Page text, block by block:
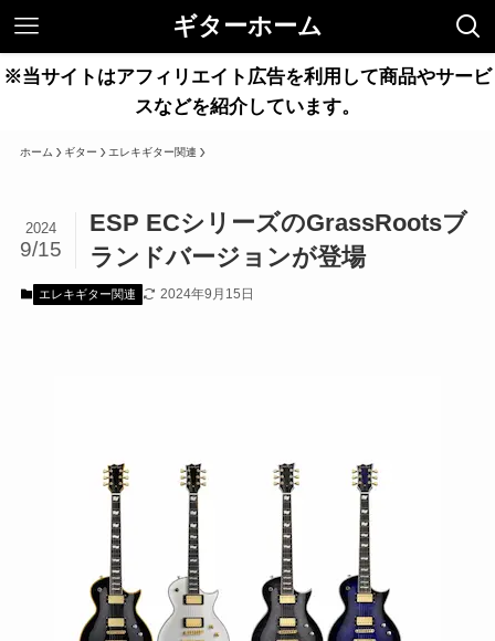
ギターホーム
※当サイトはアフィリエイト広告を利用して商品やサービ
スなどを紹介しています。
ホーム ギター エレキギター関連
ESP ECシリーズのGrassRootsブ
ランドバージョンが登場
2024
9/15
エレキギター関連 2024年9月15日